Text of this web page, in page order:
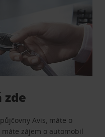
zde
Avis, máte o
zájem o automobil